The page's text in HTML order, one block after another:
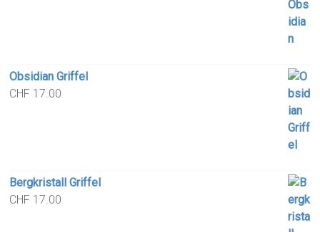
Obsidian Griffel
CHF 17.00
Bergkristall Griffel
CHF 17.00